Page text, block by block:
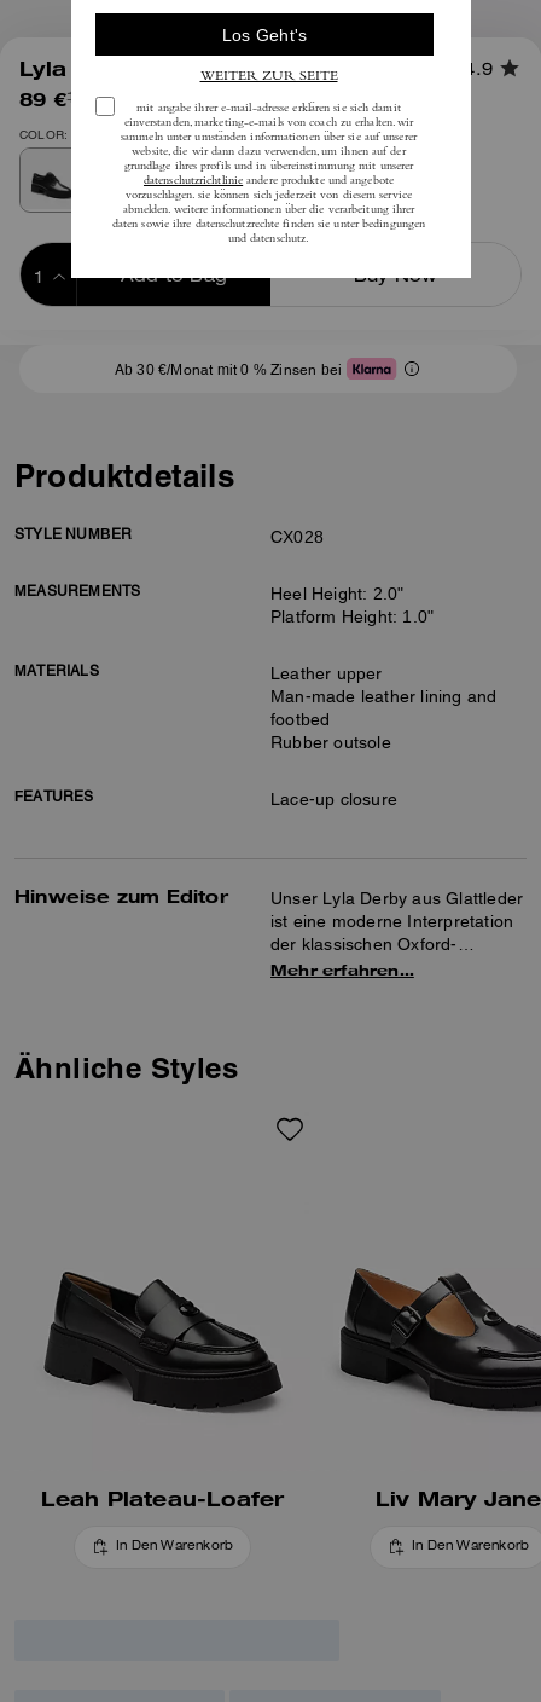
Lyla Plateau-Derby 4.9
89 €195 €(54%)
COLOR: Schwarz
Add to Bag Buy Now
Ab 30 €/Monat mit 0 % Zinsen bei
Produktdetails
STYLE NUMBER CX028
MEASUREMENTS
Heel Height: 2.0"
Platform Height: 1.0"
MATERIALS
Leather upper
Man-made leather lining and
footbed
Rubber outsole
FEATURES Lace-up closure
Hinweise zum Editor
Unser Lyla Derby aus Glattleder
ist eine moderne Interpretation
der klassischen Oxford-
Silhouette. Er verfügt über eine
Fußbett für ganztägigen
Mehr erfahren…
Ähnliche Styles
Leah Plateau-Loafer
In Den Warenkorb
Liv Mary Jane
In Den Warenkorb